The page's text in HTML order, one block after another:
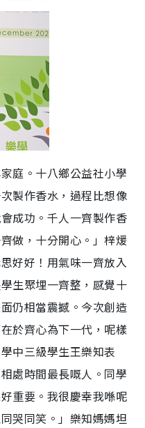
庭。十八鄉公益社小學
製作香水，過程比想像
成功。千人一齊製作香
做，十分開心。」梓煖
好好！用氣味一齊放入
生聚埋一齊整，感覺十
仍相當震撼。今次創造
於齊心為下一代，呢樣
中三級學生王樂知表
處時間最長嘅人。同學
重要。我很慶幸我喺呢
哭同笑。」樂知媽媽坦